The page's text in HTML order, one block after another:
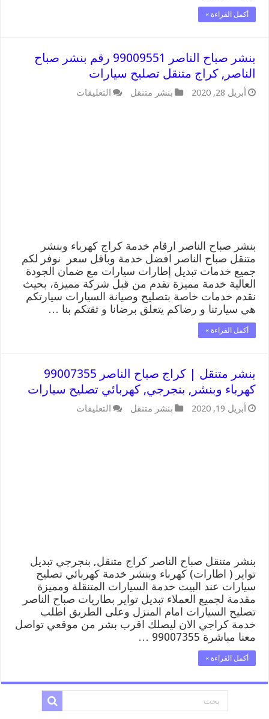
أكمل القراءة »
بنشر صباح الناصر 99009551 رقم بنشر صباح
الناصر, كراج متنقل تصليح سيارات
أبريل 28, 2020 بنشر متنقل التعليقات
بنشر صباح الناصر ارقام خدمة كراج كهرباء وبنشر
متنقل صباح الناصر افضل خدمة وباقل سعر نوفر لكم
جميع خدمات تبديل إطارات سيارات مع ضمان الجودة
العالية خدمة مميزة تقدم من قبل شركة مميزة، بحيث
نقدم خدمات خاصة بتصليح وصيانة السيارات سيارتكم
هي سيارتنا و رضاكم يتعلق برضانا و ثقتكم بنا …
أكمل القراءة »
بنشر متنقل | كراج صباح الناصر 99007355
كهرباء وبنشر, بنجرجي, كهربائي تصليح سيارات
أبريل 19, 2020 بنشر متنقل التعليقات
مغلقة
بنشر متنقل صباح الناصر كراج متنقل, بنجرجي تبديل
تواير ( اطارات) كهرباء وبنشر خدمة كهربائي تصليح
سيارات عند البيت خدمة السيارات المتنقلة ومميزة
مقدمة لجميع العملاء تبديل تواير بطاريات صباح الناصر
تصليح السيارات امام المنزل وعلى الطريق اطلب
خدمة كراجي الان ليصلك اقرب بشر من موقعي تواصل
معنا مباشرة 99007355 …
أكمل القراءة »